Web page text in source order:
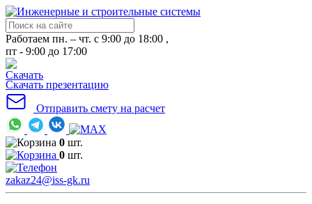
Работаем пн. – чт. с 9:00 до 18:00 ,
пт - 9:00 до 17:00
Скачать презентацию
Отправить смету на расчет
0 шт.
0 шт.
zakaz24@iss-gk.ru